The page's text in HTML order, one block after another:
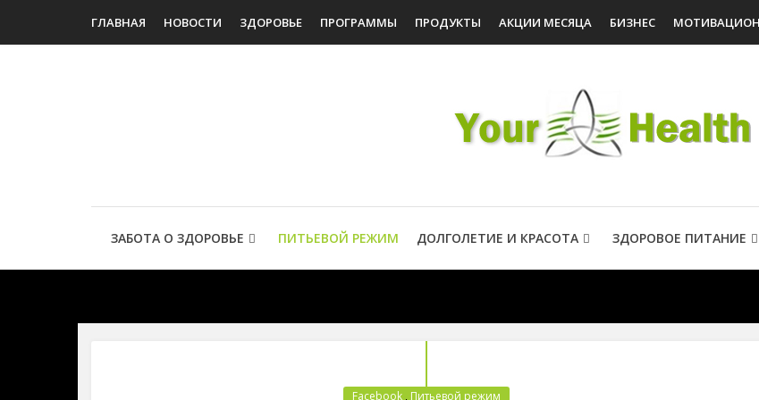
ГЛАВНАЯ НОВОСТИ ЗДОРОВЬЕ ПРОГРАММЫ ПРОДУКТЫ АКЦИИ МЕСЯЦА БИЗНЕС
ЗАБОТА О ЗДОРОВЬЕ ПИТЬЕВОЙ РЕЖИМ ДОЛГОЛЕТИЕ И КРАСОТА ЗДОРОВОЕ ПИТАНИЕ
Facebook , Питьевой режим